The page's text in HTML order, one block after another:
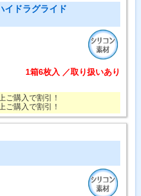
イドラグライド
1箱6枚入 ／取り扱いあり
ご購入で割引！
ご購入で割引！